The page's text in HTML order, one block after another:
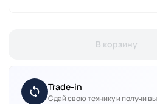
В корзину
Trade-in
Сдай свою технику и получи